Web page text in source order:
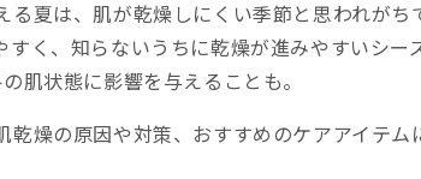
る夏は、肌が乾燥しにくい季節と思われが
すく、知らないうちに乾燥が進みやすいシー
肌状態に影響を与えることも。
乾燥の原因や対策、おすすめのケアアイテム